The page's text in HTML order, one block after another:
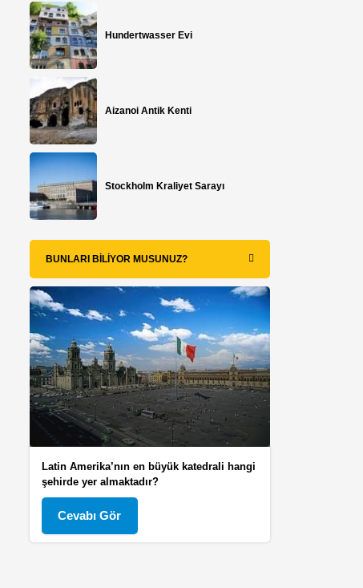
Hundertwasser Evi
Aizanoi Antik Kenti
Stockholm Kraliyet Sarayı
BUNLARI BILIYOR MUSUNUZ?
Latin Amerika’nın en büyük katedrali hangi
şehirde yer almaktadır?
Cevabı Gör